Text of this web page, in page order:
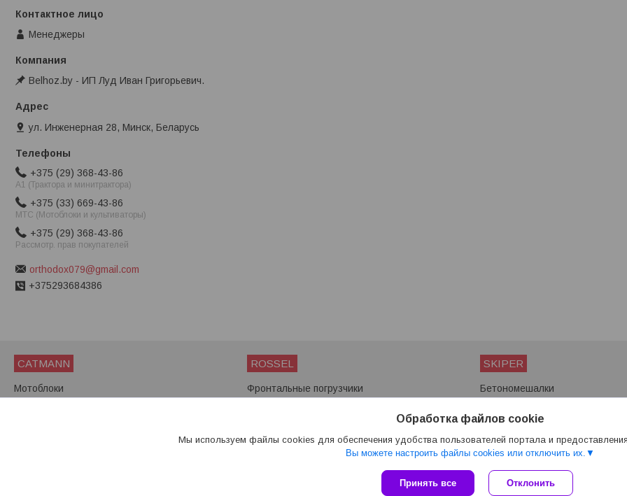
Менеджеры
Belhoz.by - ИП Луд Иван Григорьевич.
ул. Инженерная 28, Минск, Беларусь
+375 (29) 368-43-86
A1 (Трактора и минитрактора)
+375 (33) 669-43-86
МТС (Мотоблоки и культиваторы)
+375 (29) 368-43-86
Рассмотр. прав покупателей
orthodox079@gmail.com
+375293684386
CATMANN
Мотоблоки
ROSSEL
Фронтальные погрузчики
SKIPER
Бетономешалки
Снегоуборщики
Сайт создан на платформе Deal.by
Обработка файлов cookie
Мы используем файлы cookies для обеспечения удобства пользователей портала и
Вы можете настроить файлы cookies или отключить их.
Принять все Отклонить